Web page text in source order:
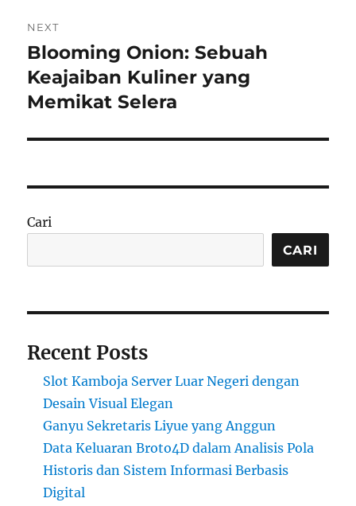
NEXT
Next
post:
Blooming Onion: Sebuah
Keajaiban Kuliner yang
Memikat Selera
Cari
CARI
Recent Posts
Slot Kamboja Server Luar Negeri dengan
Desain Visual Elegan
Ganyu Sekretaris Liyue yang Anggun
Data Keluaran Broto4D dalam Analisis Pola
Historis dan Sistem Informasi Berbasis
Digital